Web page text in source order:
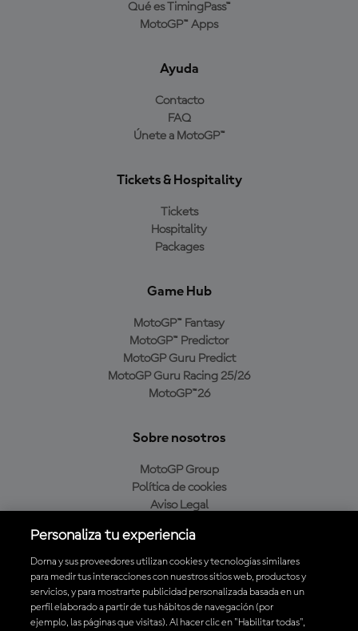
Qué es TimingPass™
MotoGP™ Apps
Ayuda
Contacto
FAQ
Únete a MotoGP™
Tickets & Hospitality
Tickets
Hospitality
Packages
Game Hub
MotoGP™ Fantasy
MotoGP™ Predictor
MotoGP Guru Predict
MotoGP Guru Racing 25/26
MotoGP™26
Sobre nosotros
MotoGP Group
Política de cookies
Aviso Legal
Política de compra
Descarga la aplicación oficial de MotoGP™
Personaliza tu experiencia
Dorna y sus proveedores utilizan cookies y tecnologías similares
para medir tus interacciones con nuestros sitios web, productos y
servicios, y para mostrarte publicidad personalizada basada en un
perfil elaborado a partir de tus hábitos de navegación (por
ejemplo, las páginas que visitas). Al hacer clic en "Habilitar todas",